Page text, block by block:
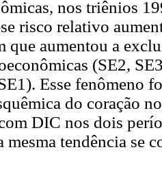
nos triênios
risco relativo
que aumentou a
(SE2,
Esse fenômeno
do coração
DIC nos dois
tendência se